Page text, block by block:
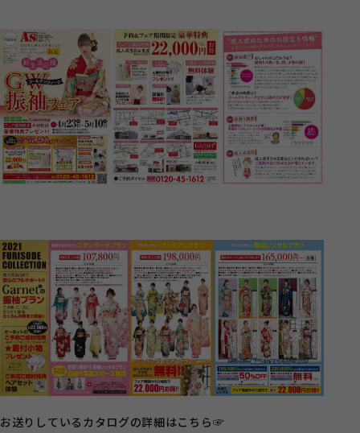
お送りしているカタログの詳細はこちら☞